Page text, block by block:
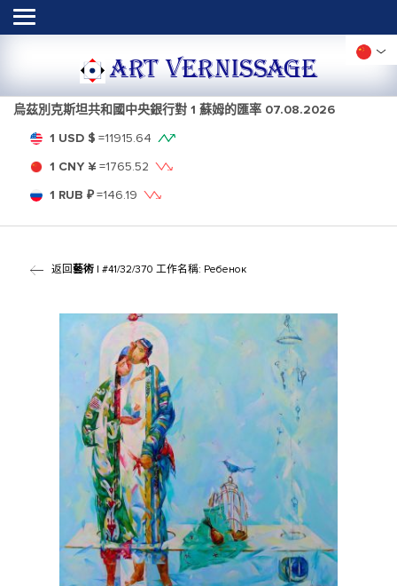
ART VERNISSAGE
烏茲別克斯坦共和國中央銀行對 1 蘇姆的匯率 07.08.2026
1 USD $ =11915.64
1 CNY ¥ =1765.52
1 RUB ₽=146.19
返回藝術| #41/32/370 工作名稱: Ребенок